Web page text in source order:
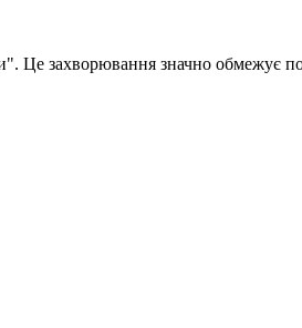
Це захворювання значно обмежує